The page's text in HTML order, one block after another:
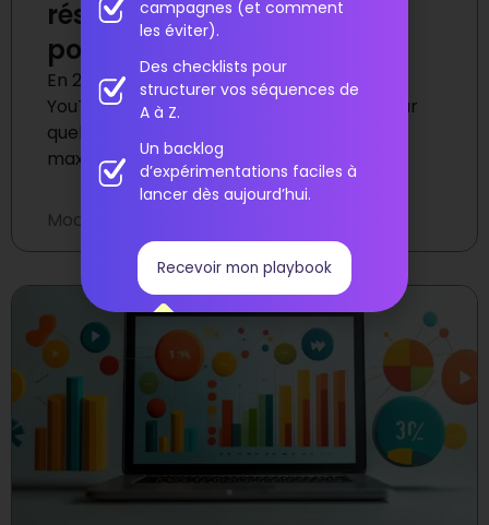
réseaux sociaux se
positionner en 2025 ?
En 2025, TikTok, LinkedIn, Instagram et
YouTube Shorts domineront. Découvrez sur
quels réseaux sociaux se positionner pour
maximiser votre stratégie digitale.
Modifié le
campagnes (et comment
les éviter).
Des checklists pour
structurer vos séquences de
A à Z.
Un backlog
d’expérimentations faciles à
lancer dès aujourd’hui.
Recevoir mon playbook